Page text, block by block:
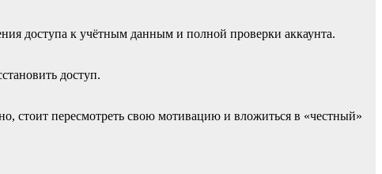
доступа к учётным данным и полной проверки аккаунта.
доступ.
стоит пересмотреть свою мотивацию и вложиться в «честный»